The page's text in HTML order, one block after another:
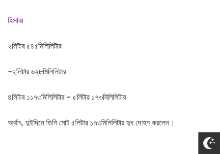
হিসাবঃ
২লিটার ৫৪৫মিলিলিটার
+২লিটার ৬২৮মিলিলিটার
৪লিটার ১১৭৩মিলিলিটার = ৫লিটার ১৭৩মিলিলিটার
অর্থাৎ, দুইদিনে তিনি মোট ৫লিটার ১৭৩মিলিলিটার দুধ দোহন করলেন।